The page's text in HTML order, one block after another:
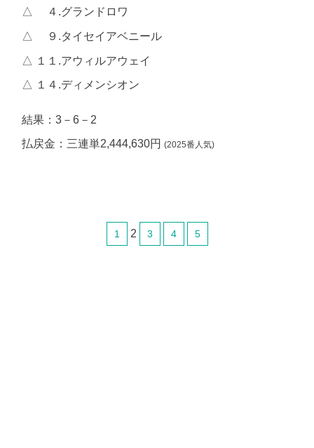
△ ４.グランドロワ
△ ９.タイセイアベニール
△ １１.アウィルアウェイ
△ １４.ディメンシオン
結果：3－6－2
払戻金：三連単2,444,630円(2025番人気)
1 2 3 4 5